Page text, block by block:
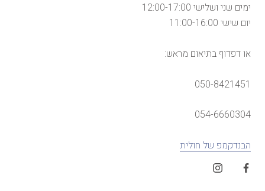
ימים שני ושלישי 12:00-17:00
יום שישי 11:00-16:00
או דפדוף בתיאום מראש:
050-8421451
054-6660304
הבנדקמפ של חולית